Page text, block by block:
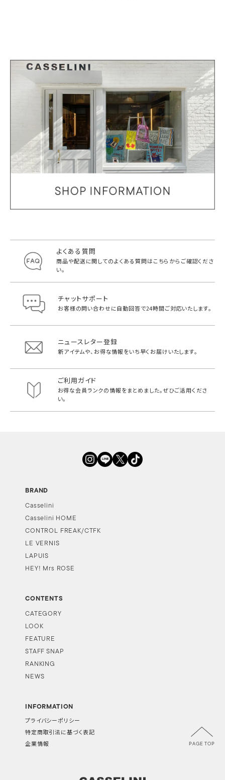
よくある質問
商品や配送に関してのよくある質問はこちらからご確認くださ
い。
チャットサポート
お客様の問い合わせに自動回答で24時間ご対応いたします。
ニュースレター登録
新アイテムや、お得な情報をいち早く お届けいたします。
ご利用ガイド
お得な会員ランクの情報をまとめました。ぜひご活用くださ
い。
BRAND
Casselini
Casselini HOME
CONTROL FREAK/CTFK
LE VERNIS
LAPUIS
HEY! Mrs ROSE
CONTENTS
CATEGORY
LOOK
FEATURE
STAFF SNAP
RANKING
NEWS
INFORMATION
プライバシーポリシー
特定商取引法に基づく表記
企業情報 PAGE TOP